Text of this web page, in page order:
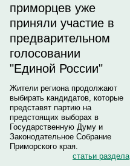
приморцев уже
приняли участие в
предварительном
голосовании
"Единой России"
Жители региона продолжают
выбирать кандидатов, которые
представят партию на
предстоящих выборах в
Государственную Думу и
Законодательное Собрание
Приморского края.
статьи раздела